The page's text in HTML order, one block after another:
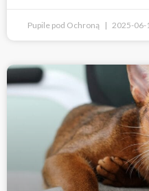
Pupile pod Ochroną 2025-06-